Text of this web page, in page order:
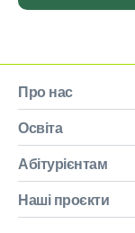
Про нас
Освіта
Абітурієнтам
Наші проєкти